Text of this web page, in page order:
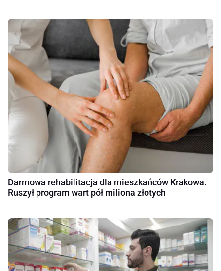
Darmowa rehabilitacja dla mieszkańców Krakowa.
Ruszył program wart pół miliona złotych